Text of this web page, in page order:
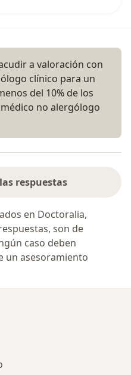
a valoración con
clínico para un
del 10% de los
no alergólogo
respuestas
en Doctoralia,
son de
caso deben
un asesoramiento